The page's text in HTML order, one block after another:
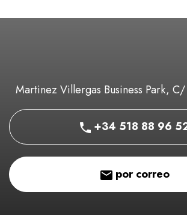
Martinez Villergas Business Park,
+34 518 88 96
por correo